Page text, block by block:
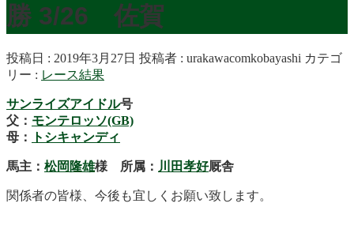
勝 3/26 佐賀
投稿日 : 2019年3月27日 投稿者 : urakawacomkobayashi カテゴ
リー : レース結果
サンライズアイドル号
父： モンテロッソ(GB)
母：
トシキャンディ
馬主： 松岡隆雄様 所属： 川田孝好厩舎
関係者の皆様、今後も宜しくお願い致します。